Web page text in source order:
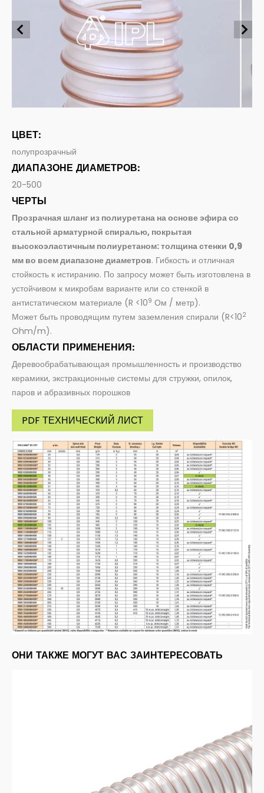
Шлюзы для пищи
Всасывание и подача пищевых продуктов и напитков
Фармацевтические шланги
Всасывание и доставка фармацевтической продукции
Системное соединение
Шланговые фитинги и аксессуары
промышленность
Пищевая
строительство
Сельское хозяйство
ЦВЕТ:
полупрозрачный
ДИАПАЗОНЕ ДИАМЕТРОВ:
20-500
ЧЕРТЫ
Прозрачная шланг из полиуретана на основе эфира со
стальной арматурной спиралью, покрытая
высокоэластичным полиуретаном: толщина стенки 0,9
мм во всем диапазоне диаметров. Гибкость и отличная
стойкость к истиранию. По запросу может быть изготовлена в
устойчивом к микробам варианте или со стенкой в
антистатическом материале (R <109 Ом / метр).
Может быть проводящим путем заземления спирали (R<102
Ohm/m).
ОБЛАСТИ ПРИМЕНЕНИЯ:
Деревообрабатывающая промышленность и производство
керамики, экстракционные системы для стружки, опилок,
паров и абразивных порошков
PDF ТЕХНИЧЕСКИЙ ЛИСТ
ОНИ ТАКЖЕ МОГУТ ВАС ЗАИНТЕРЕСОВАТЬ